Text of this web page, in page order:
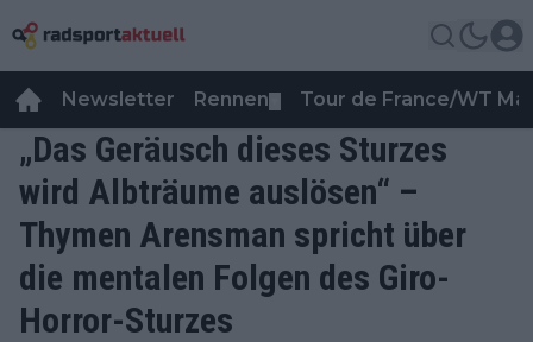
Newsletter Rennen Tour de France/WT
„Das Geräusch dieses Sturzes
wird Albträume auslösen“ –
Thymen Arensman spricht über
die mentalen Folgen des Giro-
Horror-Sturzes